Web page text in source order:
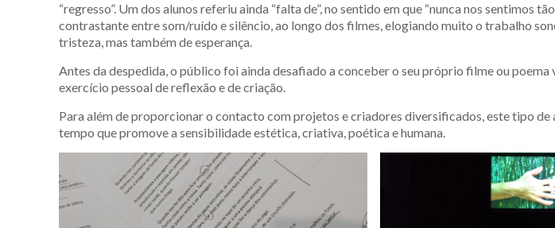
“regresso”. Um dos alunos referiu ainda “falta de”, no sentido em que “nunca nos
contrastante entre som/ruído e silêncio, ao longo dos filmes, elogiando muito o trabalho
tristeza, mas também de esperança.
Antes da despedida, o público foi ainda desafiado a conceber o seu próprio filme ou
exercício pessoal de reflexão e de criação.
Para além de proporcionar o contacto com projetos e criadores diversificados, este tipo
tempo que promove a sensibilidade estética, criativa, poética e humana.